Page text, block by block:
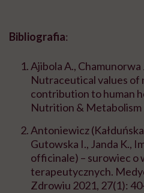
Bibliografia:
Ajibola A., Chamunorwa
Nutraceutical values of
contribution to human
Nutrition & Metabolism
Antoniewicz
Gutowska I., Janda K.,
officinale) – surowiec o
terapeutycznych.
Zdrowiu 2021, 27(1):